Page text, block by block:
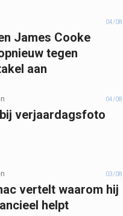
04/08
James Cooke
tegen
aan
04/08
verjaardagsfoto
03/08
vertelt waarom hij
helpt